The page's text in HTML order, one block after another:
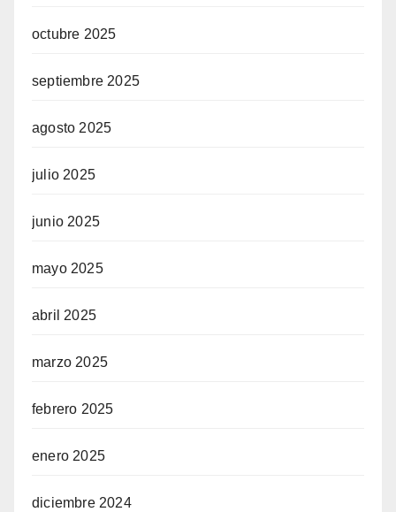
octubre 2025
septiembre 2025
agosto 2025
julio 2025
junio 2025
mayo 2025
abril 2025
marzo 2025
febrero 2025
enero 2025
diciembre 2024